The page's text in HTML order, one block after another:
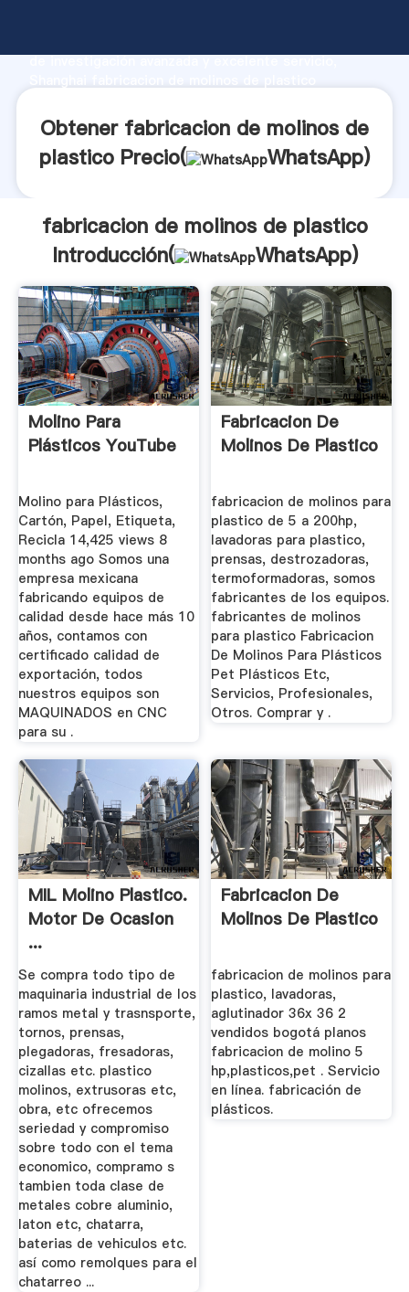
de investigación avanzada y excelente servicio,
clientes.
Obtener fabricacion de molinos de
plastico Precio(
WhatsApp)
fabricacion de molinos de plastico
Introducción(
WhatsApp)
Molino Para
Plásticos YouTube
Molino para Plásticos,
Cartón, Papel, Etiqueta,
Recicla 14,425 views 8
months ago Somos una
empresa mexicana
fabricando equipos de
calidad desde hace más 10
años, contamos con
certificado calidad de
exportación, todos
nuestros equipos son
MAQUINADOS en CNC
para su .
Fabricacion De
Molinos De Plastico
fabricacion de molinos para
plastico de 5 a 200hp,
lavadoras para plastico,
prensas, destrozadoras,
termoformadoras, somos
fabricantes de los equipos.
fabricantes de molinos
para plastico Fabricacion
De Molinos Para Plásticos
Pet Plásticos Etc,
Servicios, Profesionales,
Otros. Comprar y .
MIL Molino Plastico.
Motor De Ocasion
...
Se compra todo tipo de
maquinaria industrial de los
ramos metal y trasnsporte,
tornos, prensas,
plegadoras, fresadoras,
cizallas etc. plastico
molinos, extrusoras etc,
obra, etc ofrecemos
seriedad y compromiso
sobre todo con el tema
economico, compramo s
tambien toda clase de
metales cobre aluminio,
laton etc, chatarra,
baterias de vehiculos etc.
así como remolques para el
chatarreo ...
Fabricacion De
Molinos De Plastico
fabricacion de molinos para
plastico, lavadoras,
aglutinador 36x 36 2
vendidos bogotá planos
fabricacion de molino 5
hp,plasticos,pet . Servicio
en línea. fabricación de
plásticos.